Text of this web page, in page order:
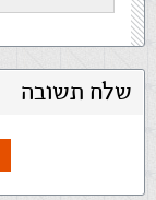
שלח תשובה